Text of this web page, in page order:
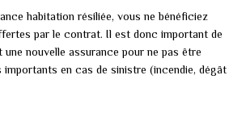
habitation résiliée, vous ne bénéficiez
par le contrat. Il est donc important de
nouvelle assurance pour ne pas être
importants en cas de sinistre (incendie, dégât